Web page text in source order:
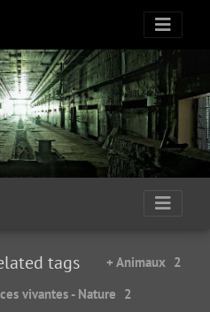
tags + Animaux 2
vivantes - Nature 2